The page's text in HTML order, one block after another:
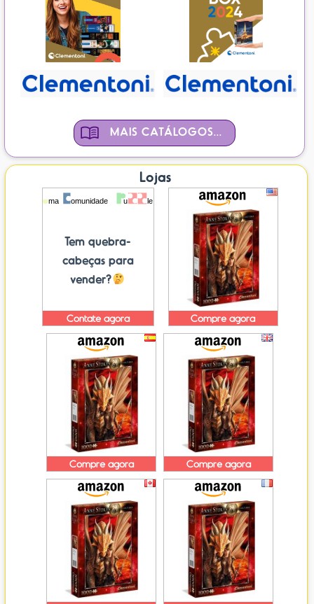
MAIS CATÁLOGOS...
Lojas
Tem quebra-
cabeças para
vender?
Contate agora Compre agora
Compre agora Compre agora